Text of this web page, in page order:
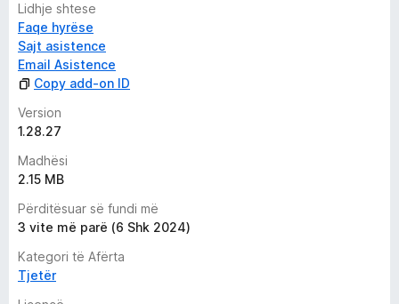
j
e
t
e
Lidhje shtese
Faqe hyrëse
Sajt asistence
Email Asistence
Copy add-on ID
Version
1.28.27
Madhësi
2.15 MB
Përditësuar së fundi më
3 vite më parë (6 Shk 2024)
Kategori të Afërta
Tjetër